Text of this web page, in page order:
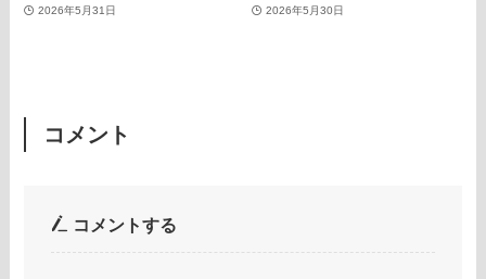
2026年5月31日 2026年5月30日
コメント
コメントする